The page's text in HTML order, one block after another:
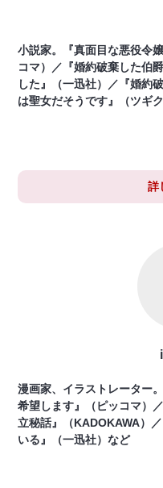
小説家。『真面目な悪役令
コマ）／『婚約破棄した伯
した』（一迅社）／『婚約
は聖女だそうです』（ツギ
詳
漫画家、イラストレーター
希望します』（ピッコマ）
立秘話』（KADOKAWA）
いる』（一迅社）など